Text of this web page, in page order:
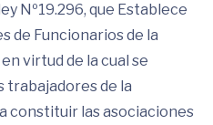
Nº19.296, que Establece
de Funcionarios de la
virtud de la cual se
trabajadores de la
constituir las asociaciones